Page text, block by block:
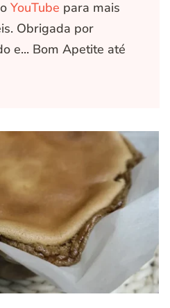
YouTube para mais
Obrigada por
e... Bom Apetite até